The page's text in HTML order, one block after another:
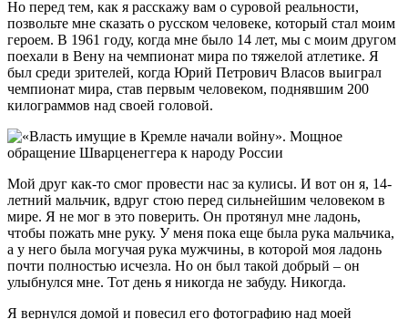
Но перед тем, как я расскажу вам о суровой реальности,
позвольте мне сказать о русском человеке, который стал моим
героем. В 1961 году, когда мне было 14 лет, мы с моим другом
поехали в Вену на чемпионат мира по тяжелой атлетике. Я
был среди зрителей, когда Юрий Петрович Власов выиграл
чемпионат мира, став первым человеком, поднявшим 200
килограммов над своей головой.
Мой друг как-то смог провести нас за кулисы. И вот он я, 14-
летний мальчик, вдруг стою перед сильнейшим человеком в
мире. Я не мог в это поверить. Он протянул мне ладонь,
чтобы пожать мне руку. У меня пока еще была рука мальчика,
а у него была могучая рука мужчины, в которой моя ладонь
почти полностью исчезла. Но он был такой добрый – он
улыбнулся мне. Тот день я никогда не забуду. Никогда.
Я вернулся домой и повесил его фотографию над моей